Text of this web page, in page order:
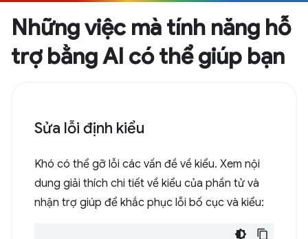
Những việc mà tính năng hỗ
trợ bằng AI có thể giúp bạn
Sửa lỗi định kiểu
Khó có thể gỡ lỗi các vấn đề về kiểu. Xem nội
dung giải thích chi tiết về kiểu của phần tử và
nhận trợ giúp để khắc phục lỗi bố cục và kiểu: